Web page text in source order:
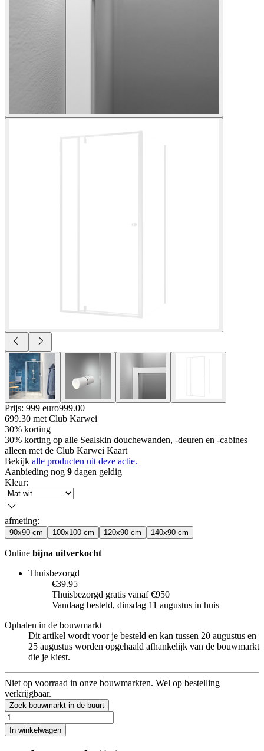
Prijs: 999 euro999.00
699.30 met Club Karwei
30% korting
30% korting op alle Sealskin douchewanden, -deuren en -cabines
alleen met de Club Karwei Kaart
Bekijk alle producten uit deze actie.
Aanbieding nog 9 dagen geldig
Kleur:
afmeting:
90x90 cm 100x100 cm 120x90 cm 140x90 cm
Online bijna uitverkocht
Thuisbezorgd
€39.95
Thuisbezorgd gratis vanaf €950
Vandaag besteld, dinsdag 11 augustus in huis
Ophalen in de bouwmarkt
Dit artikel wordt voor je besteld en kan tussen 20 augustus en
25 augustus worden opgehaald afhankelijk van de bouwmarkt
die je kiest.
Niet op voorraad in onze bouwmarkten. Wel op bestelling
verkrijgbaar.
Zoek bouwmarkt in de buurt
In winkelwagen